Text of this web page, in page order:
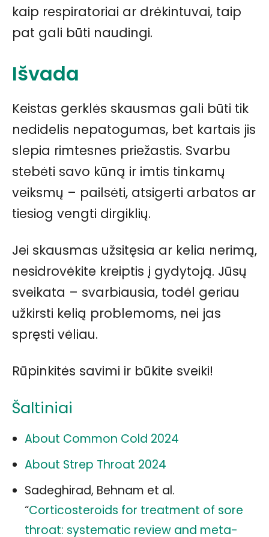
kaip respiratoriai ar drėkintuvai, taip
pat gali būti naudingi.
Išvada
Keistas gerklės skausmas gali būti tik
nedidelis nepatogumas, bet kartais jis
slepia rimtesnes priežastis. Svarbu
stebėti savo kūną ir imtis tinkamų
veiksmų – pailsėti, atsigerti arbatos ar
tiesiog vengti dirgiklių.
Jei skausmas užsitęsia ar kelia nerimą,
nesidrovėkite kreiptis į gydytoją. Jūsų
sveikata – svarbiausia, todėl geriau
užkirsti kelią problemoms, nei jas
spręsti vėliau.
Rūpinkitės savimi ir būkite sveiki!
Šaltiniai
About Common Cold 2024
About Strep Throat 2024
Sadeghirad, Behnam et al.
“Corticosteroids for treatment of sore
throat: systematic review and meta-